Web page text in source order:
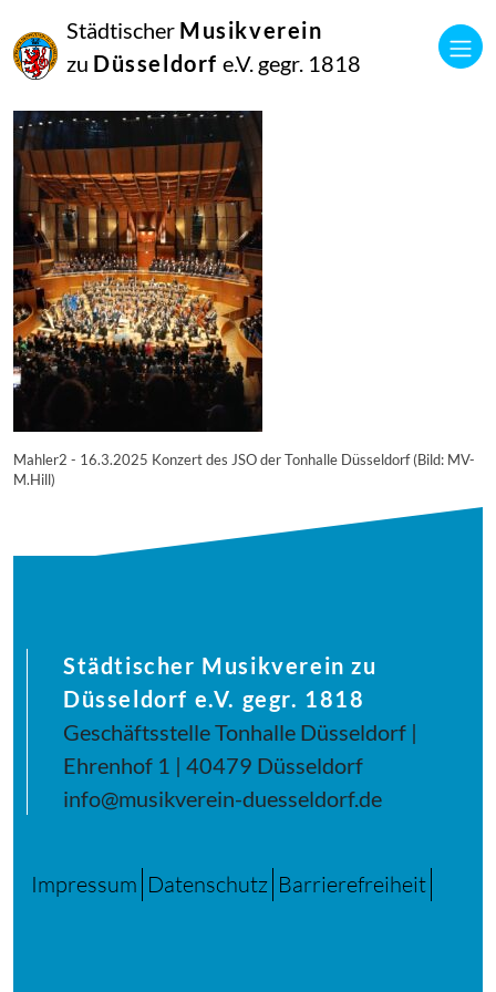
Städtischer Musikverein
zu Düsseldorf e.V. gegr. 1818
März
2025
Manfred Hill
Mahler2 - 16.3.2025 Konzert des JSO der Tonhalle Düsseldorf (Bild: MV-
M.Hill)
Städtischer Musikverein zu
Düsseldorf e.V. gegr. 1818
Geschäftsstelle Tonhalle Düsseldorf |
Ehrenhof 1 | 40479 Düsseldorf
info@musikverein-duesseldorf.de
Impressum Datenschutz Barrierefreiheit